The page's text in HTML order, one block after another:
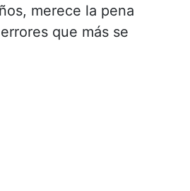
merece la pena
que más se